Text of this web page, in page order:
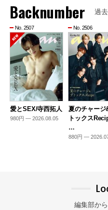
Backnumber 過
No. 2507
愛とSEX/寺西拓人
980円 — 2026.08.05
No. 2506
夏のチャージ
トックス
…
880円 —
編集部か